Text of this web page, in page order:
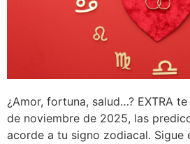
¿Amor, fortuna, salud…? EXTRA
de noviembre de 2025, las
acorde a tu signo zodiacal. Sigue